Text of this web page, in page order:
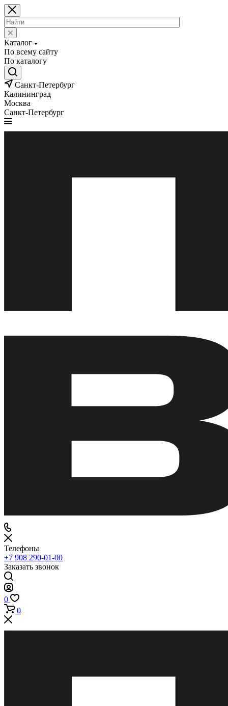
Каталог
По всему сайту
По каталогу
Санкт-Петербург
Калининград
Москва
Санкт-Петербург
Телефоны
+7 908 290-01-00
Заказать звонок
0
0